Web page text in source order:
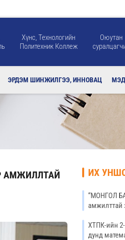
Хүнс, Технологийн
Политехник Коллеж
Оюутан
ЭРДЭМ ШИНЖИЛГЭЭ, ИННОВАЦ
АМЖИЛЛТАЙ
ИХ
“МОНГОЛ
амжилттай
ХТПК-ийн
дунд